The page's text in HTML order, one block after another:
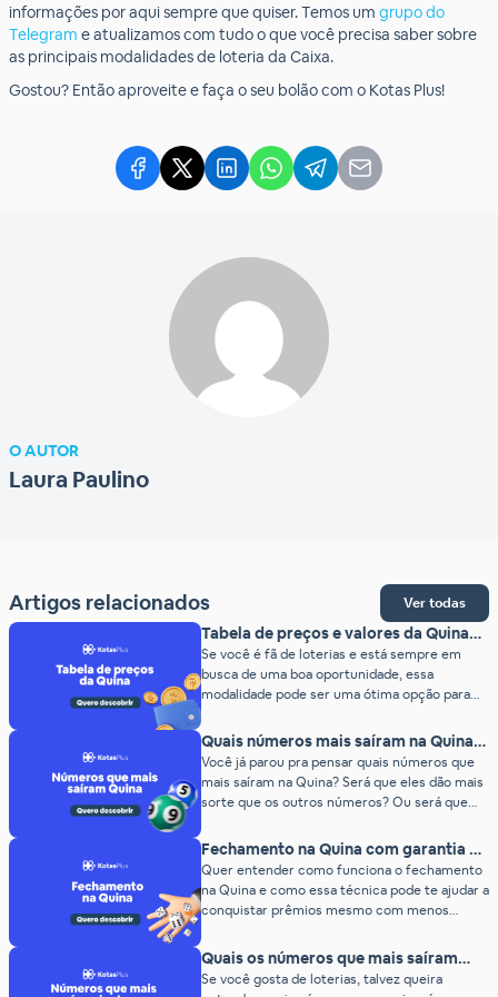
informações por aqui sempre que quiser. Temos um grupo do
Telegram e atualizamos com tudo o que você precisa saber sobre
as principais modalidades de loteria da Caixa.
Gostou? Então aproveite e faça o seu bolão com o Kotas Plus!
O AUTOR
Laura Paulino
Artigos relacionados Ver todas
Tabela de preços e valores da Quina
(2026)
Se você é fã de loterias e está sempre em
busca de uma boa oportunidade, essa
modalidade pode ser uma ótima opção para
você, ainda mais depois que descobrir o preço
da Quina. A Quina é uma das loterias mais
populares do Brasil e oferece a chance de
ganhar prêmios incríveis todos os dias. O […]
Quais números mais saíram na Quina?
(2026)
Você já parou pra pensar quais números que
mais saíram na Quina? Será que eles dão mais
sorte que os outros números? Ou será que
que apostam com frequência nas loterias têm
dúvidas desse tipo. E, felizmente, a Estatística
ajuda a responder essa questão (Obrigado,
Matemática!) Nós criamos […]
Fechamento na Quina com garantia de
prêmios!
Quer entender como funciona o fechamento
na Quina e como essa técnica pode te ajudar a
conquistar prêmios mesmo com menos
Aprenda como jogar com mais eficiência e
descubra como garantir premiações menores
com estratégias simples e inteligentes. E o
Quais os números que mais saíram
juntos na Quina?
Se você gosta de loterias, talvez queira